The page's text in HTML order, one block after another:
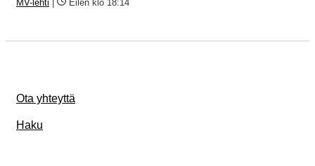
MV-lehti Eilen klo 18:14
Ota yhteyttä
Haku